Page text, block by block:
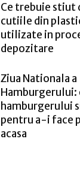
Ce trebuie stiut
cutiile din
utilizate in
depozitare
Ziua Nationala a
Hamburgerului:
hamburgerului
pentru a-i face
acasa